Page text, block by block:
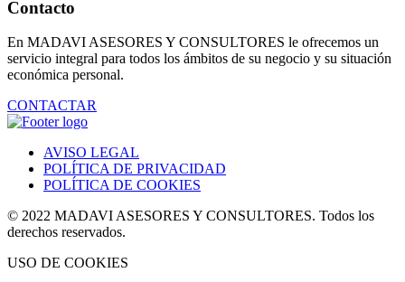
Contacto
En MADAVI ASESORES Y CONSULTORES le ofrecemos un
servicio integral para todos los ámbitos de su negocio y su situación
económica personal.
CONTACTAR
AVISO LEGAL
POLÍTICA DE PRIVACIDAD
POLÍTICA DE COOKIES
© 2022 MADAVI ASESORES Y CONSULTORES. Todos los
derechos reservados.
USO DE COOKIES